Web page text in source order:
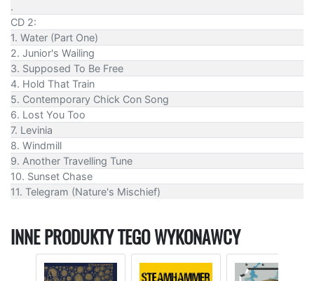
.
CD 2:
1. Water (Part One)
2. Junior's Wailing
3. Supposed To Be Free
4. Hold That Train
5. Contemporary Chick Con Song
6. Lost You Too
7. Levinia
8. Windmill
9. Another Travelling Tune
10. Sunset Chase
11. Telegram (Nature's Mischief)
INNE PRODUKTY TEGO WYKONAWCY